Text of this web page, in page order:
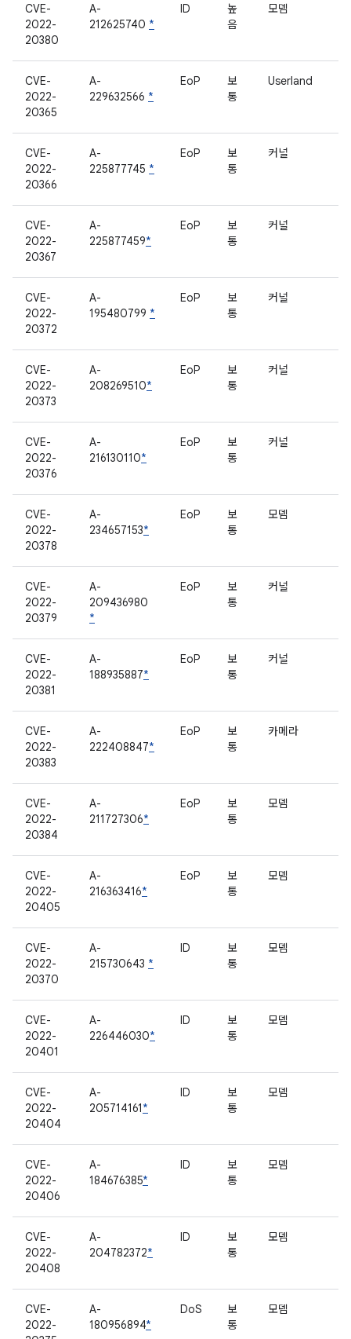
CVE-
2022-
20380
A-
212625740 *
ID
높
음
모뎀
CVE-
2022-
20365
A-
229632566 *
EoP
보
통
Userland
CVE-
2022-
20366
A-
225877745 *
EoP
보
통
커널
CVE-
2022-
20367
A-
225877459*
EoP
보
통
커널
CVE-
2022-
20372
A-
195480799 *
EoP
보
통
커널
CVE-
2022-
20373
A-
208269510*
EoP
보
통
커널
CVE-
2022-
20376
A-
216130110*
EoP
보
통
커널
CVE-
2022-
20378
A-
234657153*
EoP
보
통
모뎀
CVE-
2022-
20379
A-
209436980
*
EoP
보
통
커널
CVE-
2022-
20381
A-
188935887*
EoP
보
통
커널
CVE-
2022-
20383
A-
222408847*
EoP
보
통
카메라
CVE-
2022-
20384
A-
211727306*
EoP
보
통
모뎀
CVE-
2022-
20405
A-
216363416*
EoP
보
통
모뎀
CVE-
2022-
20370
A-
215730643 *
ID
보
통
모뎀
CVE-
2022-
20401
A-
226446030*
ID
보
통
모뎀
CVE-
2022-
20404
A-
205714161*
ID
보
통
모뎀
CVE-
2022-
20406
A-
184676385*
ID
보
통
모뎀
CVE-
2022-
20408
A-
204782372*
ID
보
통
모뎀
CVE-
2022-
A-
180956894*
DoS
보
통
모뎀